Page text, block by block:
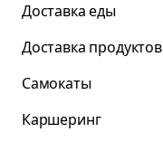
Доставка еды
Доставка продуктов
Самокаты
Каршеринг